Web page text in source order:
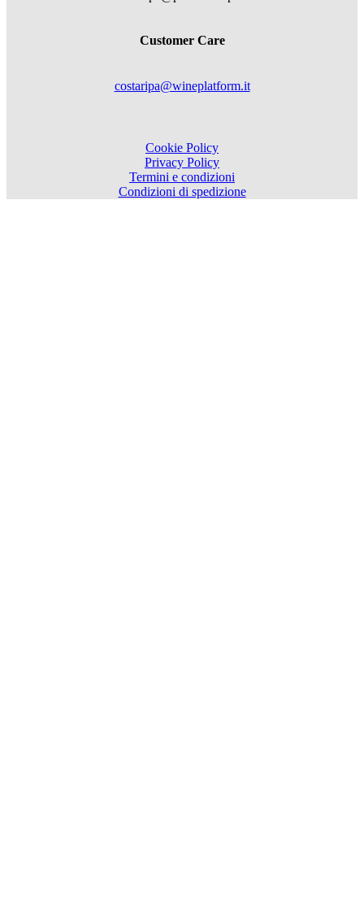
Customer Care
costaripa@wineplatform.it
Cookie Policy
Privacy Policy
Termini e condizioni
Condizioni di spedizione